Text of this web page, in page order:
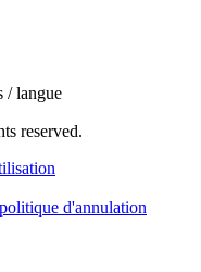
/ langue
reserved.
d'annulation